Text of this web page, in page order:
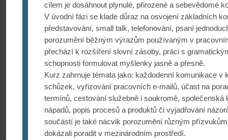
cílem je dosáhnout plynulé, přirozené a sebevědomé
V úvodní fázi se klade důraz na osvojení základních
představování, small talk, telefonování, psaní
porozumění běžným výrazům používaným v
přechází k rozšíření slovní zásoby, práci s
schopnosti formulovat myšlenky jasně a přesně.
Kurz zahrnuje témata jako: každodenní komunikace v
schůzek, vyřizování pracovních e-mailů, účast na
termínů, cestování služebně i soukromě, společenská
nápadů, popis procesů a produktů či vyjadřování
součástí je také nácvik porozumění různým
dokázali poradit v mezinárodním prostředí.